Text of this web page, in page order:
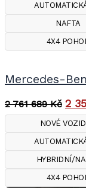
NAFTA
4X4
Mercedes-
2 761 689Kč 2
NOVÉ
HYBRIDNÍ/
4X4